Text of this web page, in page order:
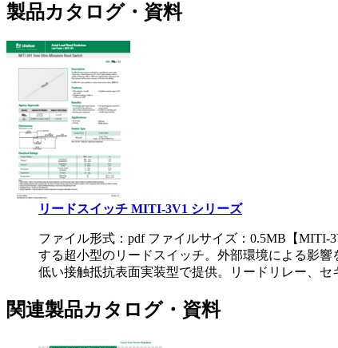
製品カタログ・資料
リードスイッチ MITI-3V1 シリーズ
ファイル形式：pdf ファイルサイズ：0.5MB 【MITI-
する超小型のリードスイッチ。外部環境による影
低い接触抵抗表面実装型で提供。リードリレー、
関連製品カタログ・資料